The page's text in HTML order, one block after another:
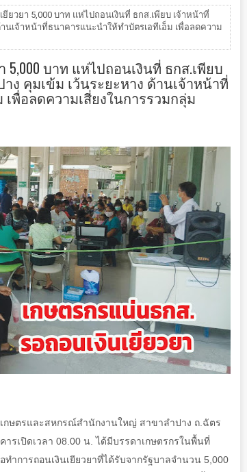
ยียวยา 5,000 บาท แห่ไปถอนเงินที่ ธกส.เพียบ เจ้าหน้าที่
นเจ้าหน้าที่ธนาคารแนะนำให้ทำบัตรเอทีเอ็ม เพื่อลดความ
5,000 บาท แห่ไปถอนเงินที่ ธกส.เพียบ
ง คุมเข้ม เว้นระยะหาง ด้านเจ้าหน้าที่
พื่อลดความเสี่ยงในการรวมกลุ่ม
กษตรและสหกรณ์สำนักงานใหญ่ สาขาลำปาง ถ.ฉัตร
รเปิดเวลา 08.00 น. ได้มีบรรดาเกษตรกรในพื้นที่
ทำการถอนเงินเยียวยาที่ได้รับจากรัฐบาลจำนวน 5,000